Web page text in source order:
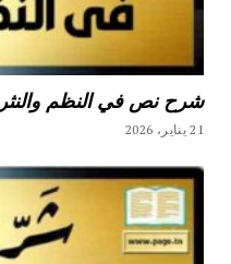
شرح نص في النظم والنثر
21 يناير، 2026